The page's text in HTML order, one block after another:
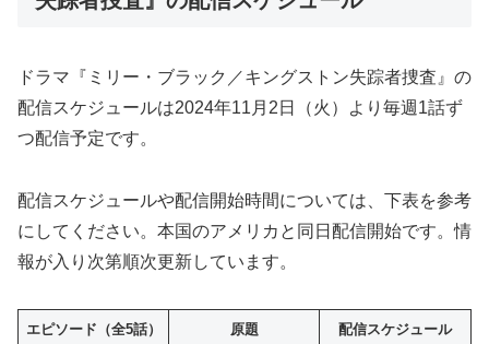
ドラマ『ミリー・ブラック／キングストン失踪者捜査』の
配信スケジュールは2024年11月2日（火）より毎週1話ず
つ配信予定です。
配信スケジュールや配信開始時間については、下表を参考
にしてください。本国のアメリカと同日配信開始です。情
報が入り次第順次更新しています。
エピソード（全5話） 原題 配信スケジュール